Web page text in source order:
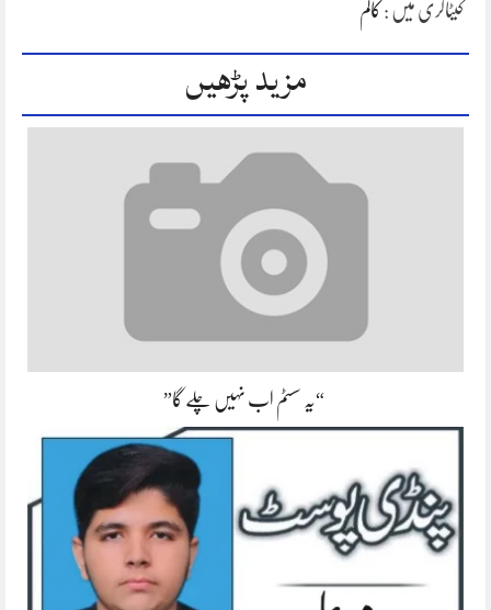
کیٹاگری میں : کالم
مزید پڑھیں
“یہ سسٹم اب نہیں چلے گا”